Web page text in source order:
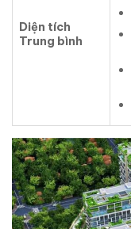
Diện tích
Trung bình